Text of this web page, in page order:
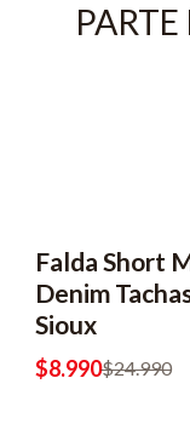
-64% OFF
Falda Short
Denim
Sioux
$8.990$24.990